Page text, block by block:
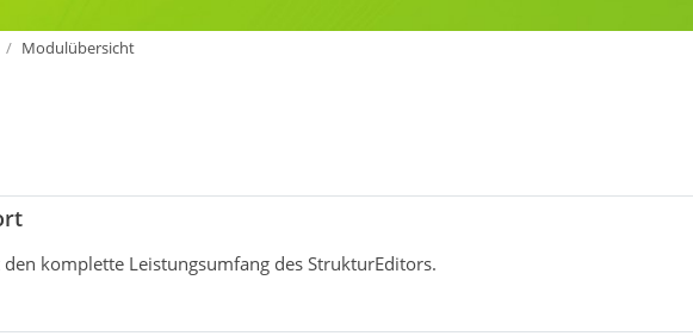
Modulübersicht
komplette Leistungsumfang des StrukturEditors.